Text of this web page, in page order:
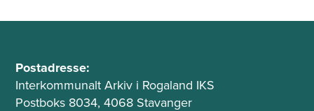
A
d
r
Postadresse:
Interkommunalt Arkiv i Rogaland IKS
Postboks 8034, 4068 Stavanger